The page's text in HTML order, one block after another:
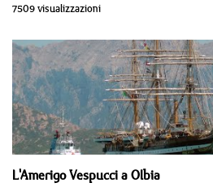
7509 visualizzazioni
L'Amerigo Vespucci a Olbia